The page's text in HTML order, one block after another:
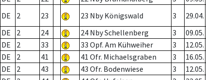
DE
2 23 23 Nby Königswald 3 29.04.
DE
2 24 24 Nby Schellenberg 3 09.05.
DE
2 33 33 Opf. Am Kühweiher 3 12.05.
DE
2 41 41 Ofr. Michaelsgraben 3 16.05.
DE
2 43 43 Ofr. Bodenwiese 3 12.05.